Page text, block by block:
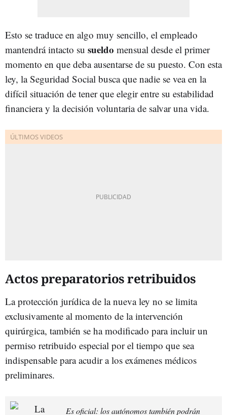
Esto se traduce en algo muy sencillo, el empleado
mantendrá intacto su sueldo mensual desde el primer
momento en que deba ausentarse de su puesto. Con esta
ley, la Seguridad Social busca que nadie se vea en la
difícil situación de tener que elegir entre su estabilidad
financiera y la decisión voluntaria de salvar una vida.
Actos preparatorios retribuidos
La protección jurídica de la nueva ley no se limita
exclusivamente al momento de la intervención
quirúrgica, también se ha modificado para incluir un
permiso retribuido especial por el tiempo que sea
indispensable para acudir a los exámenes médicos
preliminares.
Es oficial: los autónomos también podrán